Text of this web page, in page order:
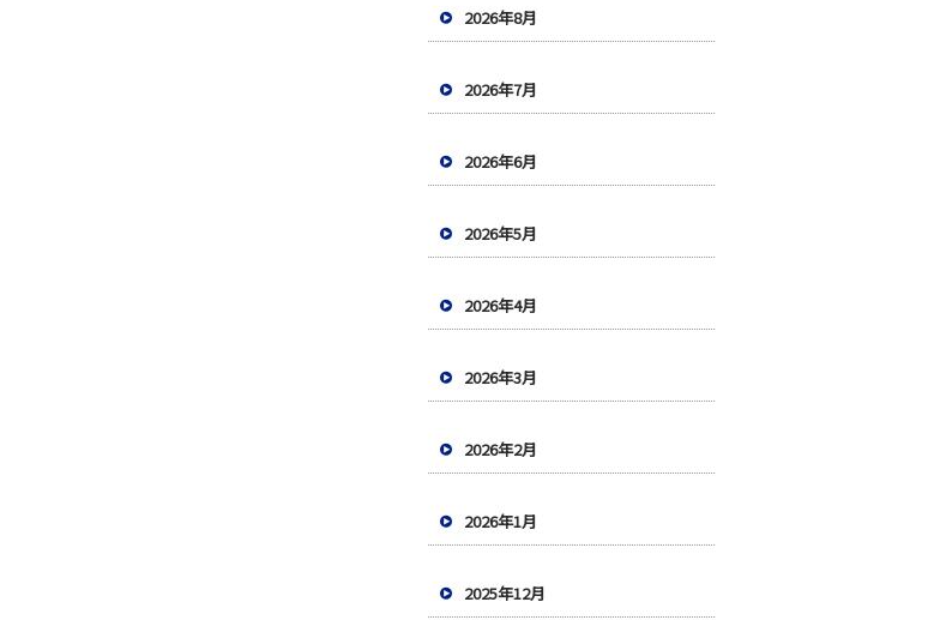
2026年8月
2026年7月
2026年6月
2026年5月
2026年4月
2026年3月
2026年2月
2026年1月
2025年12月